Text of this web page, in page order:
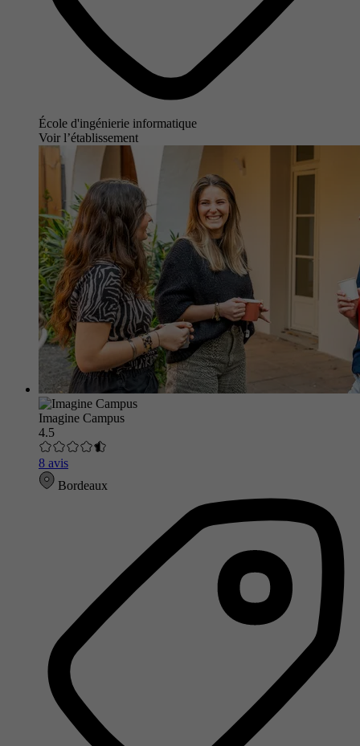
École d'ingénierie informatique
Voir l’établissement
Imagine Campus
4.5
8 avis
Bordeaux